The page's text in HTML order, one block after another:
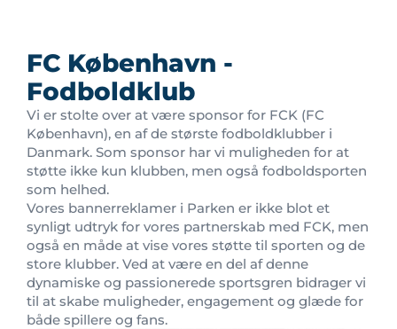
FC København -
Fodboldklub
Vi er stolte over at være sponsor for FCK (FC
København), en af de største fodboldklubber i
Danmark. Som sponsor har vi muligheden for at
støtte ikke kun klubben, men også fodboldsporten
som helhed.
Vores bannerreklamer i Parken er ikke blot et
synligt udtryk for vores partnerskab med FCK, men
også en måde at vise vores støtte til sporten og de
store klubber. Ved at være en del af denne
dynamiske og passionerede sportsgren bidrager vi
til at skabe muligheder, engagement og glæde for
både spillere og fans.